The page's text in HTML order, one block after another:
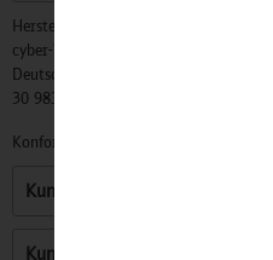
Hersteller:
cyber-Wear Heidelberg GmbH, Elsa-
Deutschland,
30 983 0
Konformitätserklärungen zu unseren
Kunden kauften auch
Kunden haben sich ebenfalls